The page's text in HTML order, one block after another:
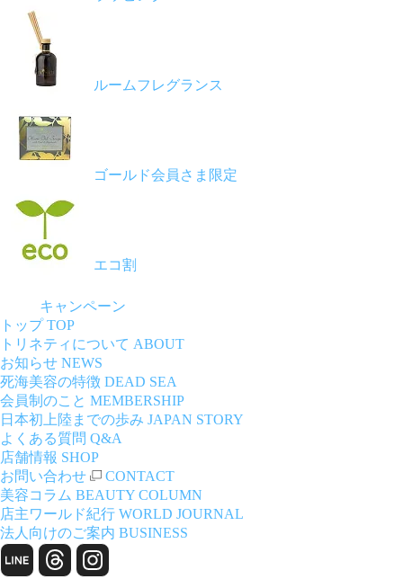
ルームフレグランス
ゴールド会員さま限定
エコ割
キャンペーン
トップ TOP
トリネティについて ABOUT
お知らせ NEWS
死海美容の特徴 DEAD SEA
会員制のこと MEMBERSHIP
日本初上陸までの歩み JAPAN STORY
よくある質問 Q&A
店舗情報 SHOP
お問い合わせ
CONTACT
美容コラム BEAUTY COLUMN
店主ワールド紀行 WORLD JOURNAL
法人向けのご案内 BUSINESS